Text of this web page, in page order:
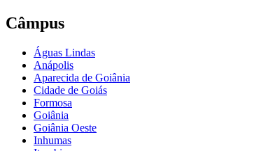
Câmpus
Águas Lindas
Anápolis
Aparecida de Goiânia
Cidade de Goiás
Formosa
Goiânia
Goiânia Oeste
Inhumas